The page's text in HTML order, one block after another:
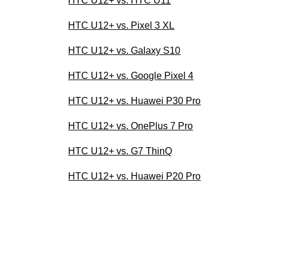
HTC U12+ vs. Pixel 3 XL
HTC U12+ vs. Galaxy S10
HTC U12+ vs. Google Pixel 4
HTC U12+ vs. Huawei P30 Pro
HTC U12+ vs. OnePlus 7 Pro
HTC U12+ vs. G7 ThinQ
HTC U12+ vs. Huawei P20 Pro